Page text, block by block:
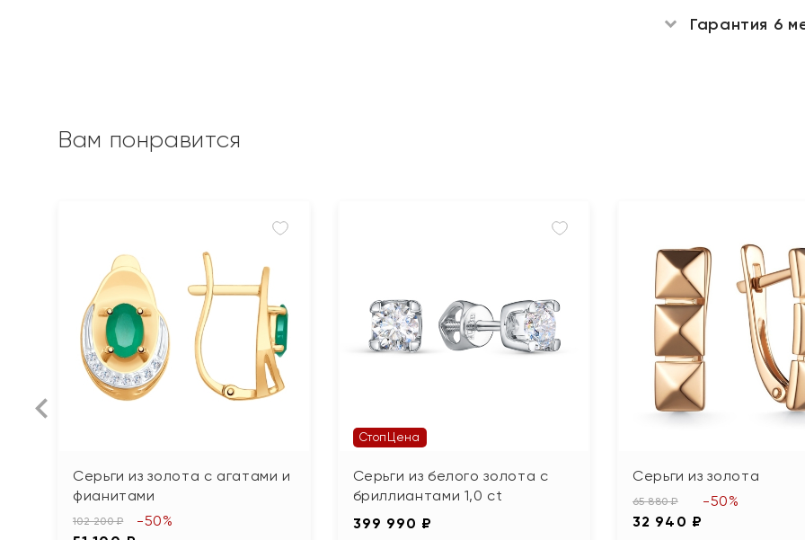
Гарантия 6
Вам понравится
Серьги из золота с агатами и
фианитами
102 200 ₽ -50%
СтопЦена
Серьги из белого золота с
бриллиантами 1,0 ct
399 990 ₽
Серьги из золота
65 880 ₽
32 940 ₽
-50%